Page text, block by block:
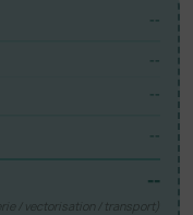
--
--
--
--
--
/ vectorisation / transport)